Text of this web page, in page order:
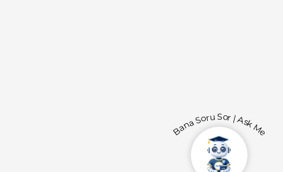
Bana Soru Sor | Ask Me